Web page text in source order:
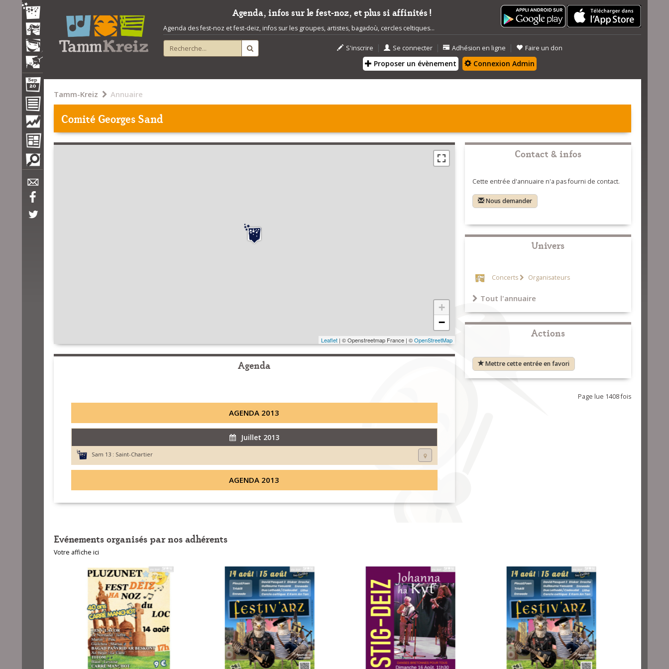
Agenda, infos sur le fest-noz, et plus si affinités !
Agenda des fest-noz et fest-deiz, infos sur les groupes, artistes, bagadoù, cercles celtiques...
S'inscrire | Se connecter | Adhésion en ligne | Faire un don
Proposer un évènement Connexion Admin
Tamm-Kreiz Annuaire
Comité Georges Sand
+
−
Leaflet| © Openstreetmap France | ©OpenStreetMap
Agenda
AGENDA 2013
Juillet 2013
Sam 13 : Saint-Chartier
AGENDA 2013
Contact & infos
Cette entrée d'annuaire n'a pas fourni de contact.
Nous demander
Univers
Concerts Organisateurs
Tout l'annuaire
Actions
Mettre cette entrée en favori
Page lue 1408 fois
Evénements organisés par nos adhérents
Votre affiche ici